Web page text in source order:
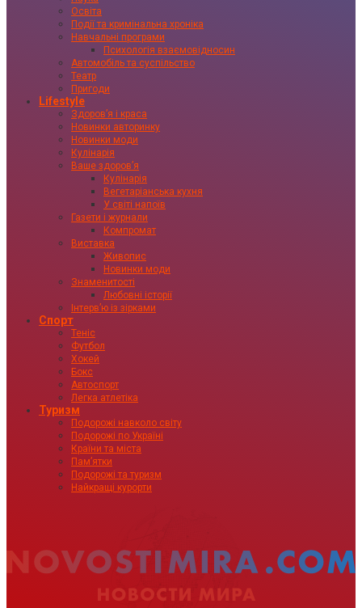
Освіта
Події та кримінальна хроніка
Навчальні програми
Психологія взаємовідносин
Автомобіль та суспільство
Театр
Пригоди
Lifestyle
Здоровʼя і краса
Новинки авторинку
Новинки моди
Кулінарія
Ваше здоровʼя
Кулінарія
Вегетаріанська кухня
У світі напоїв
Газети і журнали
Компромат
Виставка
Живопис
Новинки моди
Знаменитості
Любовні історії
Інтервʼю із зірками
Спорт
Теніс
Футбол
Хокей
Бокс
Автоспорт
Легка атлетіка
Туризм
Подорожі навколо світу
Подорожі по Україні
Країни та міста
Пам’ятки
Подорожі та туризм
Найкращі курорти